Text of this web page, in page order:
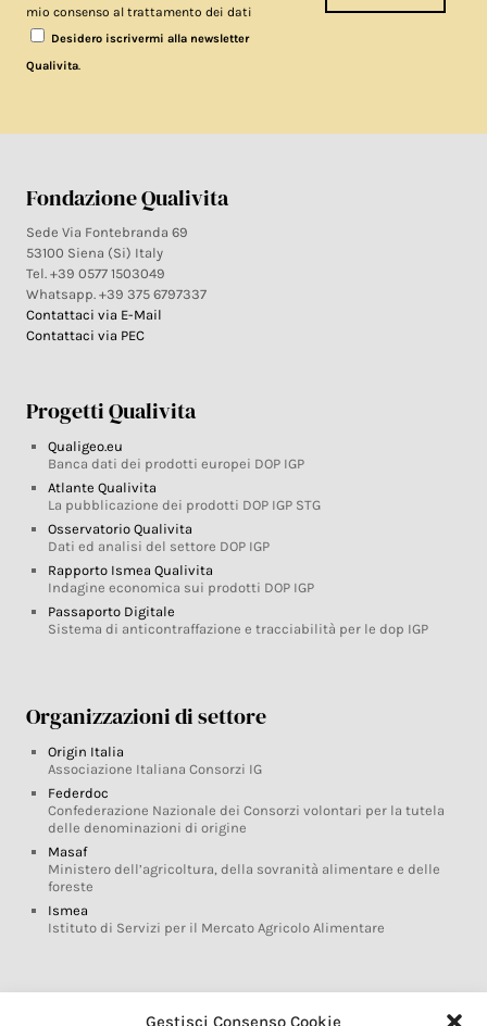
Gestisci Consenso Cookie
mio consenso al trattamento dei dati
Desidero iscrivermi alla newsletter
Qualivita.
Fondazione Qualivita
Sede Via Fontebranda 69
53100 Siena (Si) Italy
Tel. +39 0577 1503049
Whatsapp. +39 375 6797337
Contattaci via E-Mail
Contattaci via PEC
Progetti Qualivita
Qualigeo.eu
Banca dati dei prodotti europei DOP IGP
Atlante Qualivita
La pubblicazione dei prodotti DOP IGP STG
Osservatorio Qualivita
Dati ed analisi del settore DOP IGP
Rapporto Ismea Qualivita
Indagine economica sui prodotti DOP IGP
Passaporto Digitale
Sistema di anticontraffazione e tracciabilità per le dop IGP
Organizzazioni di settore
Origin Italia
Associazione Italiana Consorzi IG
Federdoc
Confederazione Nazionale dei Consorzi volontari per la tutela
delle denominazioni di origine
Masaf
Ministero dell’agricoltura, della sovranità alimentare e delle
foreste
Ismea
Istituto di Servizi per il Mercato Agricolo Alimentare
Glossario DOP IGP